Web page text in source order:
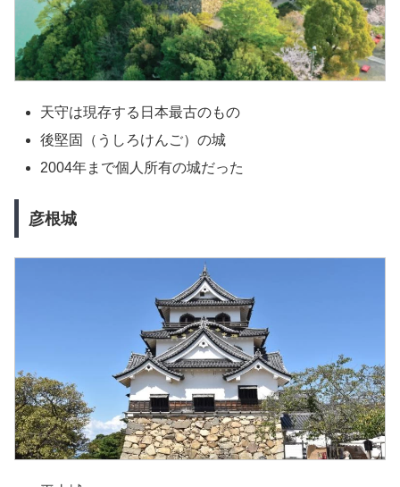
天守は現存する日本最古のもの
後堅固（うしろけんご）の城
2004年まで個人所有の城だった
彦根城